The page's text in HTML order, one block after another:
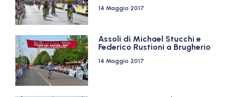
14 Maggio 2017
Assoli di Michael Stucchi e
Federico Rustioni a Brugherio
14 Maggio 2017